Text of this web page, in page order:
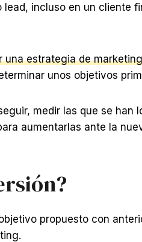
incluso en un cliente
una estrategia de
unos objetivos
medir las que se han
aumentarlas ante la
propuesto con